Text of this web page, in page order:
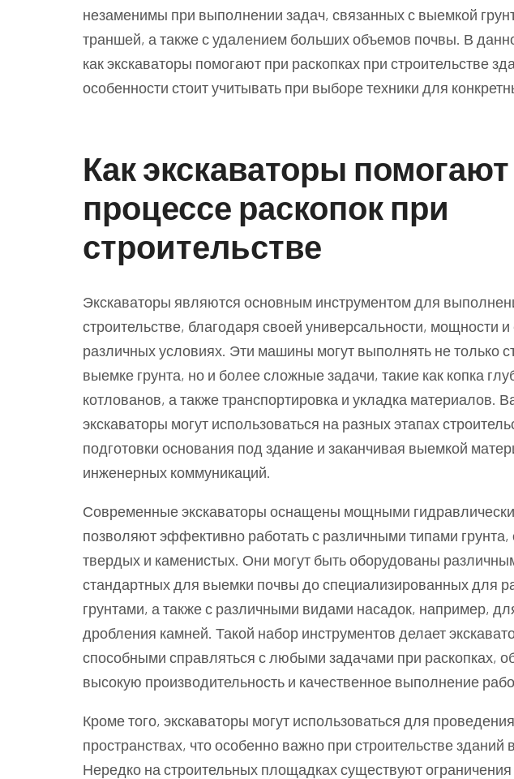
незаменимы при выполнении задач, связанных с выемкой
траншей, а также с удалением больших объемов почвы. В
как экскаваторы помогают при раскопках при строительстве
особенности стоит учитывать при выборе техники для
Как экскаваторы
процессе раскопок при
строительстве
Экскаваторы являются основным инструментом для
строительстве, благодаря своей универсальности, мощности и
различных условиях. Эти машины могут выполнять не только
выемке грунта, но и более сложные задачи, такие как копка
котлованов, а также транспортировка и укладка материалов.
экскаваторы могут использоваться на разных этапах
подготовки основания под здание и заканчивая выемкой
инженерных коммуникаций.
Современные экскаваторы оснащены мощными
позволяют эффективно работать с различными типами грунта,
твердых и каменистых. Они могут быть оборудованы
стандартных для выемки почвы до специализированных для
грунтами, а также с различными видами насадок, например,
дробления камней. Такой набор инструментов делает
способными справляться с любыми задачами при раскопках,
высокую производительность и качественное выполнение
Кроме того, экскаваторы могут использоваться для
пространствах, что особенно важно при строительстве зданий
Нередко на строительных площадках существуют